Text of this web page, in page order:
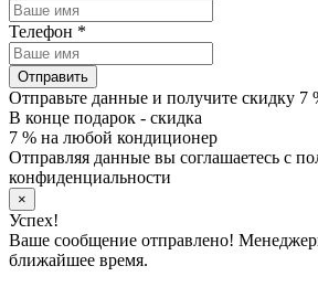
Телефон *
Отправить
Отправьте данные и получите скидку 7
В конце подарок - скидка
7 % на любой кондиционер
Отправляя данные вы соглашаетесь с
конфиденциальности
×
Успех!
Ваше сообщение отправлено!
ближайшее время.